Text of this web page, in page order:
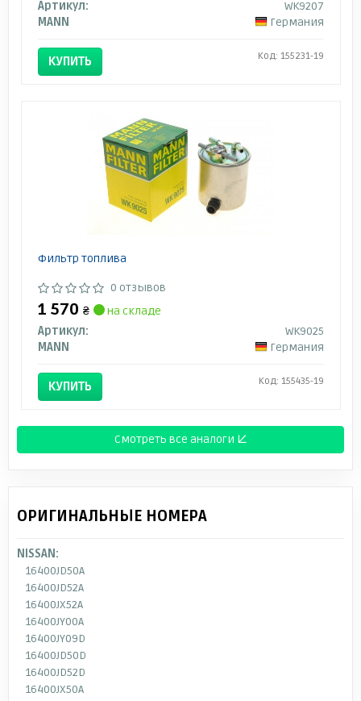
Артикул:
WK9207
MANN
Германия
КУПИТЬ Код: 155231-19
Фильтр топлива
0 отзывов
1 570 ₴
на складе
Артикул:
WK9025
MANN
Германия
КУПИТЬ Код: 155435-19
Смотреть все аналоги ↓
ОРИГИНАЛЬНЫЕ НОМЕРА
NISSAN:
16400JD50A
16400JD52A
16400JX52A
16400JY00A
16400JY09D
16400JD50D
16400JD52D
16400JX50A